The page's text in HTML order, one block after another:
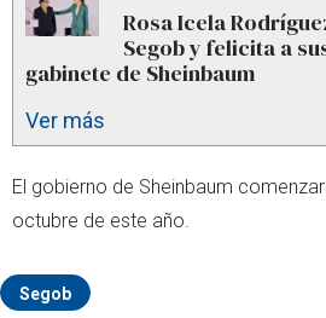
Rosa Icela
Segob y felicita a
gabinete de Sheinbaum
Ver más
El gobierno de Sheinbaum
octubre de este año.
Segob